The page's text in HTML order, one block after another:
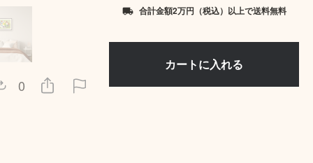
0
local_shipping 合計金額2万円（税込）以上で送料無料